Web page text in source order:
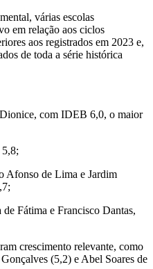
várias escolas
em relação aos ciclos
aos registrados em 2023 e,
de toda a série histórica
com IDEB 6,0, o maior
Afonso de Lima e Jardim
Fátima e Francisco Dantas,
crescimento relevante, como
(5,2) e Abel Soares de